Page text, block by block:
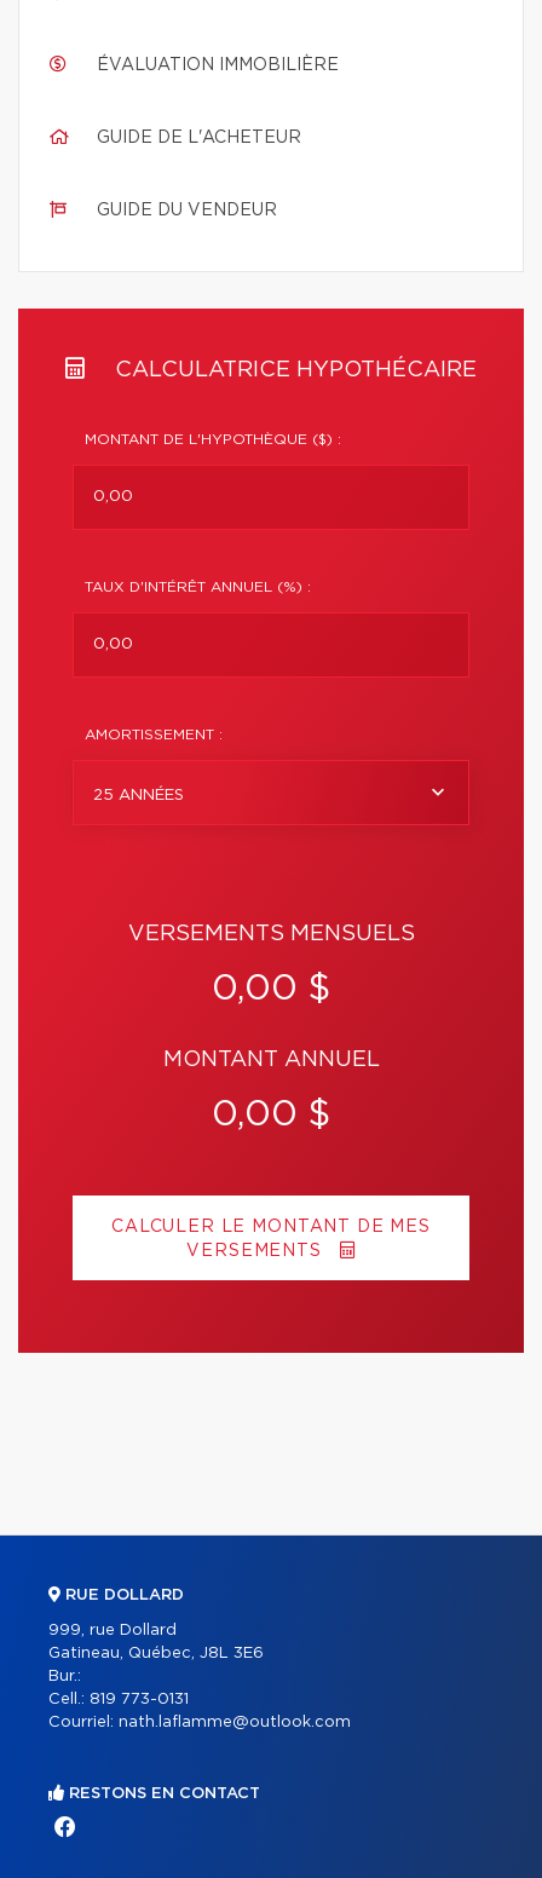
ÉVALUATION IMMOBILIÈRE
GUIDE DE L'ACHETEUR
GUIDE DU VENDEUR
CALCULATRICE HYPOTHÉCAIRE
MONTANT DE L'HYPOTHÈQUE ($) :
TAUX D'INTÉRÊT ANNUEL (%) :
AMORTISSEMENT :
25 ANNÉES
VERSEMENTS MENSUELS
0,00 $
MONTANT ANNUEL
0,00 $
CALCULER LE MONTANT DE MES
VERSEMENTS
RUE DOLLARD
999, rue Dollard
Gatineau, Québec, J8L 3E6
Bur.:
Cell.: 819 773-0131
Courriel: nath.laflamme@outlook.com
RESTONS EN CONTACT